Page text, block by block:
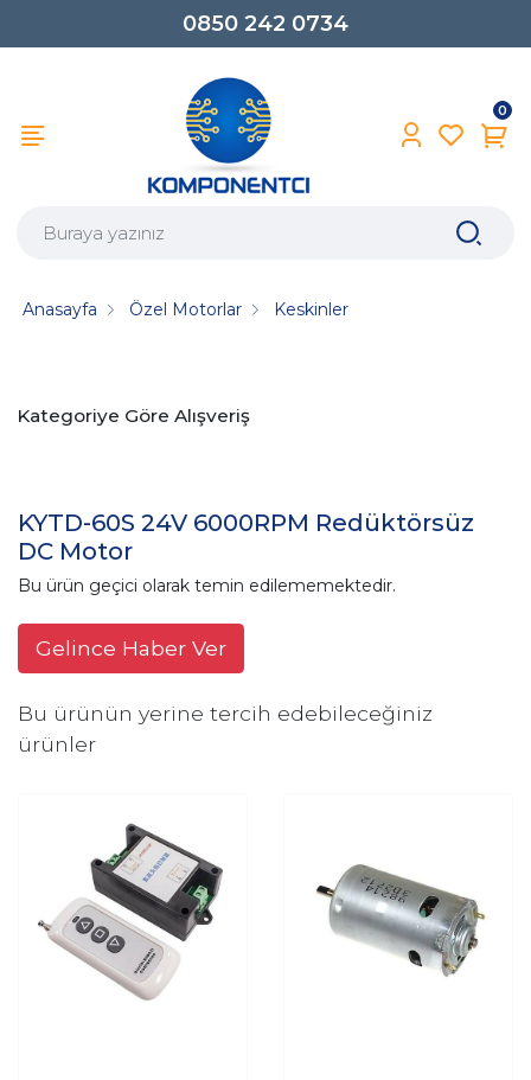
0850 242 0734
0
Anasayfa Özel Motorlar Keskinler
Kategoriye Göre Alışveriş
KYTD-60S 24V 6000RPM Redüktörsüz
DC Motor
Bu ürün geçici olarak temin edilememektedir.
Gelince Haber Ver
Bu ürünün yerine tercih edebileceğiniz
ürünler